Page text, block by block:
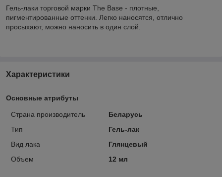
Гель-лаки торговой марки The Base - плотные,
пигментированные оттенки. Легко наносятся, отлично
просыхают, можно наносить в один слой.
Характеристики
Основные атрибуты
Страна производитель
Беларусь
Тип
Гель-лак
Вид лака
Глянцевый
Объем
12 мл